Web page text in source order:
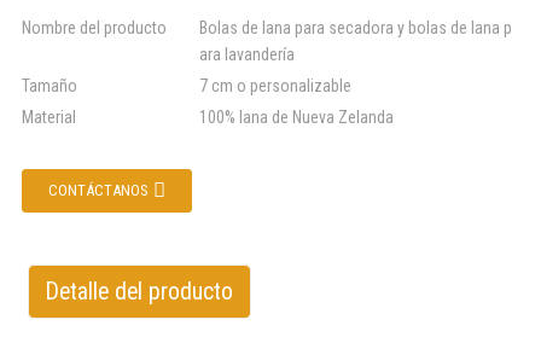
Nombre del producto
Bolas de lana para secadora y bolas de lana p
ara lavandería
Tamaño
7 cm o personalizable
Material
100% lana de Nueva Zelanda
CONTÁCTANOS
Detalle del producto